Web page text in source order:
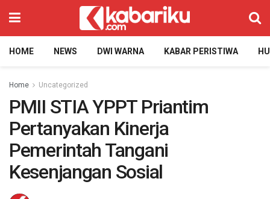
HOME NEWS DWI WARNA KABAR PERISTIWA
Home Uncategorized
PMII STIA YPPT Priantim
Pertanyakan Kinerja
Pemerintah Tangani
Kesenjangan Sosial